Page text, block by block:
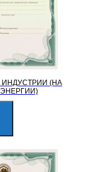
ИНДУСТРИИ (НА